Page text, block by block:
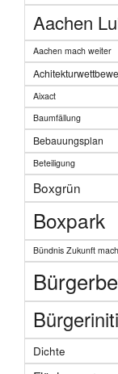
Aachen
Aachen mach weiter
Aixact
Baumfällung
Bebauungsplan
Beteiligung
Boxgrün
Boxpark
Bündnis Zukunft
Dichte